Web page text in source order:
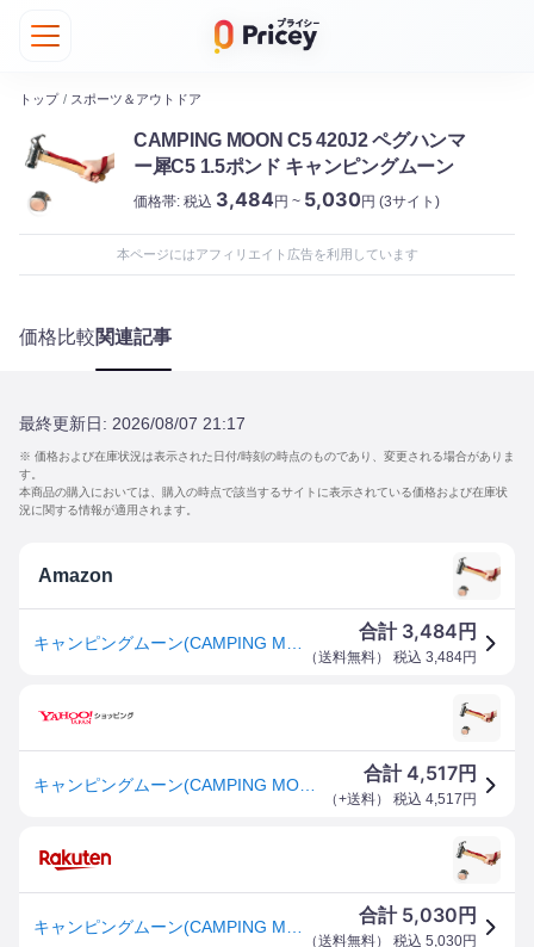
トップ / スポーツ＆アウトドア
CAMPING MOON C5 420J2 ペグハンマ
ー犀C5 1.5ポンド キャンピングムーン
価格帯: 税込 3,484円 ~ 5,030円 (3サイト)
本ページにはアフィリエイト広告を利用しています
価格比較関連記事
最終更新日: 2026/08/07 21:17
※ 価格および在庫状況は表示された日付/時刻の時点のものであり、変更される場合がありま
す。
本商品の購入においては、購入の時点で該当するサイトに表示されている価格および在庫状
況に関する情報が適用されます。
Amazon
合計 3,484 円
（送料無料） 税込 3,484円
合計4,517円
（+送料） 税込 4,517 円
合計 5,030 円
（送料無料） 税込 5,030円